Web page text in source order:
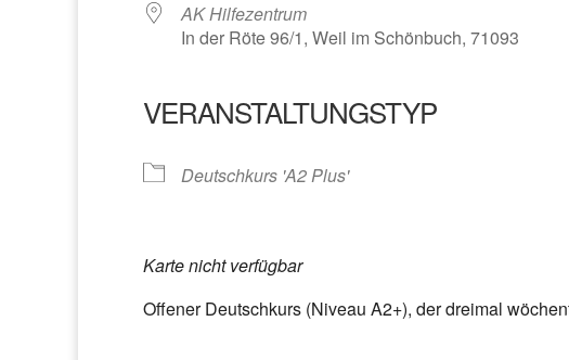
AK Hilfezentrum
In der Röte 96/1, Weil im Schönbuch, 71093
VERANSTALTUNGSTYP
Deutschkurs 'A2 Plus'
Karte nicht verfügbar
Offener Deutschkurs (Niveau A2+), der dreimal